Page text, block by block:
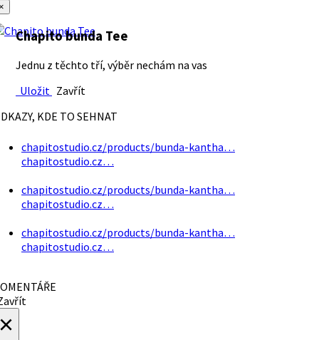
Chapito bunda Tee
Jednu z těchto tří, výběr nechám na vas
Uložit Zavřít
KDE TO SEHNAT
chapitostudio.cz/products/bunda-kantha…
chapitostudio.cz…
chapitostudio.cz/products/bunda-kantha…
chapitostudio.cz…
chapitostudio.cz/products/bunda-kantha…
chapitostudio.cz…